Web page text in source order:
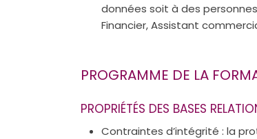
données soit à des
Financier, Assistant
PROGRAMME DE LA
PROPRIÉTÉS DES BASES
Contraintes d’intégrité : la